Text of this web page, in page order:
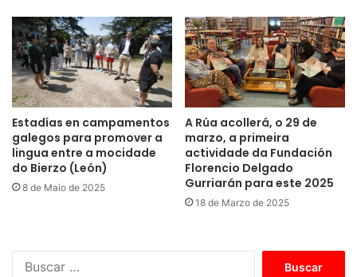
Estadías en campamentos
galegos para promover a
lingua entre a mocidade
do Bierzo (León)
8 de Maio de 2025
A Rúa acollerá, o 29 de
marzo, a primeira
actividade da Fundación
Florencio Delgado
Gurriarán para este 2025
18 de Marzo de 2025